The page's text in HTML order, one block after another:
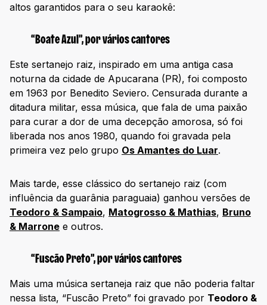
altos garantidos para o seu karaokê:
“Boate Azul”, por vários cantores
Este sertanejo raiz, inspirado em uma antiga casa
noturna da cidade de Apucarana (PR), foi composto
em 1963 por Benedito Seviero. Censurada durante a
ditadura militar, essa música, que fala de uma paixão
para curar a dor de uma decepção amorosa, só foi
liberada nos anos 1980, quando foi gravada pela
primeira vez pelo grupo Os Amantes do Luar.
Mais tarde, esse clássico do sertanejo raiz (com
influência da guarânia paraguaia) ganhou versões de
Teodoro & Sampaio, Matogrosso & Mathias, Bruno
& Marrone e outros.
“Fuscão Preto”, por vários cantores
Mais uma música sertaneja raiz que não poderia faltar
nessa lista, “Fuscão Preto” foi gravado por Teodoro &